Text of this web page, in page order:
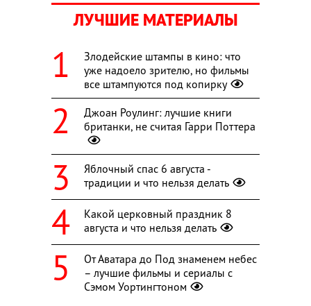
ЛУЧШИЕ МАТЕРИАЛЫ
Злодейские штампы в кино: что
уже надоело зрителю, но фильмы
все штампуются под копирку
Джоан Роулинг: лучшие книги
британки, не считая Гарри Поттера
Яблочный спас 6 августа -
традиции и что нельзя делать
Какой церковный праздник 8
августа и что нельзя делать
От Аватара до Под знаменем небес
– лучшие фильмы и сериалы с
Сэмом Уортингтоном